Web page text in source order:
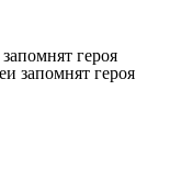
героя